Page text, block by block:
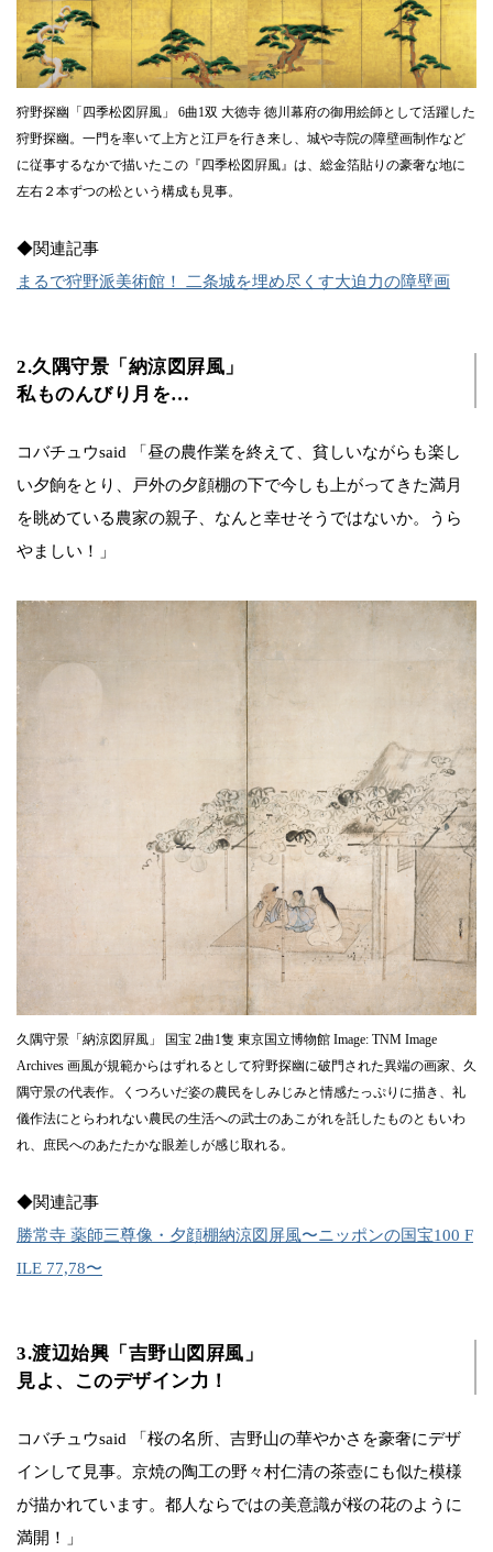
狩野探幽「四季松図屛風」 6曲1双 大徳寺 徳川幕府の御用絵師として活躍した
狩野探幽。一門を率いて上方と江戸を行き来し、城や寺院の障壁画制作など
に従事するなかで描いたこの『四季松図屛風』は、総金箔貼りの豪奢な地に
左右２本ずつの松という構成も見事。
◆関連記事
まるで狩野派美術館！ 二条城を埋め尽くす大迫力の障壁画
2.久隅守景「納涼図屛風」
私ものんびり月を…
コバチュウsaid 「昼の農作業を終えて、貧しいながらも楽し
い夕餉をとり、戸外の夕顔棚の下で今しも上がってきた満月
を眺めている農家の親子、なんと幸せそうではないか。うら
やましい！」
久隅守景「納涼図屛風」 国宝 2曲1隻 東京国立博物館 Image: TNM Image
Archives 画風が規範からはずれるとして狩野探幽に破門された異端の画家、久
隅守景の代表作。くつろいだ姿の農民をしみじみと情感たっぷりに描き、礼
儀作法にとらわれない農民の生活への武士のあこがれを託したものともいわ
れ、庶民へのあたたかな眼差しが感じ取れる。
◆関連記事
勝常寺 薬師三尊像・夕顔棚納涼図屏風〜ニッポンの国宝100 F
ILE 77,78〜
3.渡辺始興「吉野山図屛風」
見よ、このデザイン力！
コバチュウsaid 「桜の名所、吉野山の華やかさを豪奢にデザ
インして見事。京焼の陶工の野々村仁清の茶壺にも似た模様
が描かれています。都人ならではの美意識が桜の花のように
満開！」